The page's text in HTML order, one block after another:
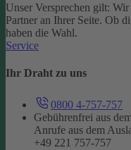
Unser Versprechen gilt:
Partner an Ihrer Seite. Ob
haben die Wahl.
Service
Ihr Draht zu uns
0800 4-757-757
Gebührenfrei aus
Anrufe aus dem
+49 221 757-757